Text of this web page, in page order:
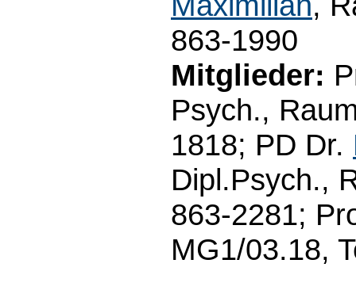
863-1990
Mitglieder:
Psych.,
1818; PD Dr.
Dipl.Psych.,
863-2281;
MG1/03.18,